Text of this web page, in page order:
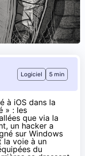
Logiciel 5 min
à iOS dans la
» : les
que via la
un hacker a
sur Windows
la voie à un
du